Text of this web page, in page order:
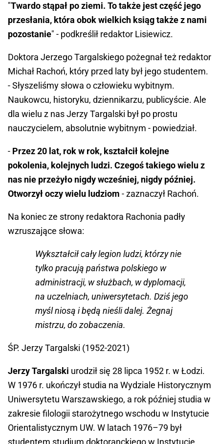
"Twardo stąpał po ziemi. To także jest część jego
przesłania, która obok wielkich ksiąg także z nami
pozostanie" - podkreślił redaktor Lisiewicz.
Doktora Jerzego Targalskiego pożegnał też redaktor
Michał Rachoń, który przed laty był jego studentem.
- Słyszeliśmy słowa o człowieku wybitnym.
Naukowcu, historyku, dziennikarzu, publicyście. Ale
dla wielu z nas Jerzy Targalski był po prostu
nauczycielem, absolutnie wybitnym - powiedział.
- Przez 20 lat, rok w rok, kształcił kolejne
pokolenia, kolejnych ludzi. Czegoś takiego wielu z
nas nie przeżyło nigdy wcześniej, nigdy później.
Otworzył oczy wielu ludziom - zaznaczył Rachoń.
Na koniec ze strony redaktora Rachonia padły
wzruszające słowa:
Wykształcił cały legion ludzi, którzy nie
tylko pracują państwa polskiego w
administracji, w służbach, w dyplomacji,
na uczelniach, uniwersytetach. Dziś jego
myśl niosą i będą nieśli dalej. Żegnaj
mistrzu, do zobaczenia.
ŚP. Jerzy Targalski (1952-2021)
Jerzy Targalski urodził się 28 lipca 1952 r. w Łodzi.
W 1976 r. ukończył studia na Wydziale Historycznym
Uniwersytetu Warszawskiego, a rok później studia w
zakresie filologii starożytnego wschodu w Instytucie
Orientalistycznym UW. W latach 1976–79 był
studentem studium doktoranckiego w Instytucie